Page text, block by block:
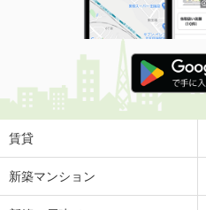
賃貸
新築マンション